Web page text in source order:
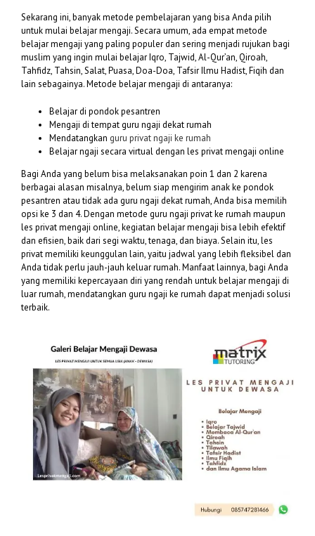
Sekarang ini, banyak metode pembelajaran yang bisa Anda pilih
untuk mulai belajar mengaji. Secara umum, ada empat metode
belajar mengaji yang paling populer dan sering menjadi rujukan bagi
muslim yang ingin mulai belajar Iqro, Tajwid, Al-Qur’an, Qiroah,
Tahfidz, Tahsin, Salat, Puasa, Doa-Doa, Tafsir Ilmu Hadist, Fiqih dan
lain sebagainya. Metode belajar mengaji di antaranya:
Belajar di pondok pesantren
Mengaji di tempat guru ngaji dekat rumah
Mendatangkan guru privat ngaji ke rumah
Belajar ngaji secara virtual dengan les privat mengaji online
Bagi Anda yang belum bisa melaksanakan poin 1 dan 2 karena
berbagai alasan misalnya, belum siap mengirim anak ke pondok
pesantren atau tidak ada guru ngaji dekat rumah, Anda bisa memilih
opsi ke 3 dan 4. Dengan metode guru ngaji privat ke rumah maupun
les privat mengaji online, kegiatan belajar mengaji bisa lebih efektif
dan efisien, baik dari segi waktu, tenaga, dan biaya. Selain itu, les
privat memiliki keunggulan lain, yaitu jadwal yang lebih fleksibel dan
Anda tidak perlu jauh-jauh keluar rumah. Manfaat lainnya, bagi Anda
yang memiliki kepercayaan diri yang rendah untuk belajar mengaji di
luar rumah, mendatangkan guru ngaji ke rumah dapat menjadi solusi
terbaik.